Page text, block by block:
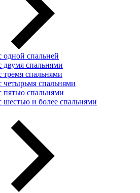
одной спальней
двумя спальнями
тремя спальнями
четырьмя спальнями
пятью спальнями
шестью и более спальнями